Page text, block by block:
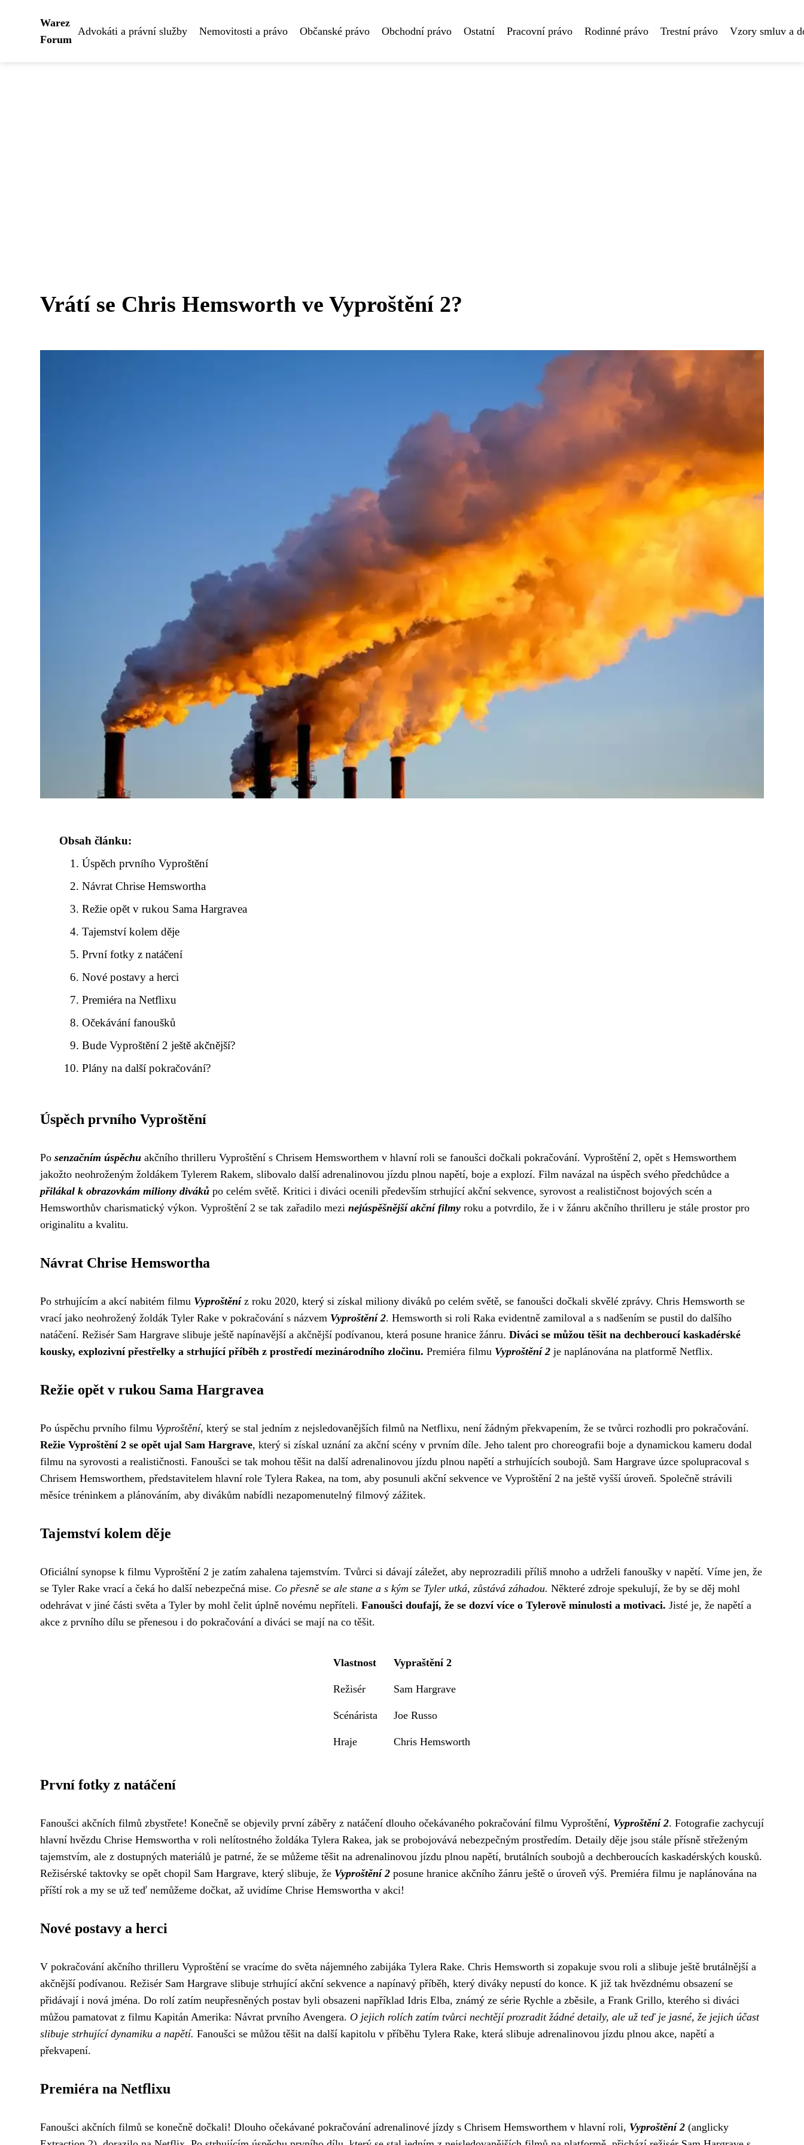
Warez
Forum
Advokáti a právní služby Nemovitosti a právo Občanské právo Obchodní právo Ostatní Pracovní právo Rodinné právo Trestní právo Vzory smluv a
Vrátí se Chris Hemsworth ve Vyproštění 2?
Obsah článku:
Úspěch prvního Vyproštění
Návrat Chrise Hemswortha
Režie opět v rukou Sama Hargravea
Tajemství kolem děje
První fotky z natáčení
Nové postavy a herci
Premiéra na Netflixu
Očekávání fanoušků
Bude Vyproštění 2 ještě akčnější?
Plány na další pokračování?
Úspěch prvního Vyproštění
Po senzačním úspěchu akčního thrilleru Vyproštění s Chrisem Hemsworthem v hlavní roli se fanoušci dočkali pokračování. Vyproštění 2, opět s Hemsworthem
jakožto neohroženým žoldákem Tylerem Rakem, slibovalo další adrenalinovou jízdu plnou napětí, boje a explozí. Film navázal na úspěch svého předchůdce a
přilákal k obrazovkám miliony diváků po celém světě. Kritici i diváci ocenili především strhující akční sekvence, syrovost a realističnost bojových scén a
Hemsworthův charismatický výkon. Vyproštění 2 se tak zařadilo mezi nejúspěšnější akční filmy roku a potvrdilo, že i v žánru akčního thrilleru je stále prostor pro
originalitu a kvalitu.
Návrat Chrise Hemswortha
Po strhujícím a akcí nabitém filmu Vyproštěníz roku 2020, který si získal miliony diváků po celém světě, se fanoušci dočkali skvělé zprávy. Chris Hemsworth se
vrací jako neohrožený žoldák Tyler Rake v pokračování s názvem Vyproštění 2. Hemsworth si roli Raka evidentně zamiloval a s nadšením se pustil do dalšího
natáčení. Režisér Sam Hargrave slibuje ještě napínavější a akčnější podívanou, která posune hranice žánru. Diváci se můžou těšit na dechberoucí kaskadérské
kousky, explozivní přestřelky a strhující příběh z prostředí mezinárodního zločinu. Premiéra filmu Vyproštění 2 je naplánována na platformě Netflix.
Režie opět v rukou Sama Hargravea
Po úspěchu prvního filmu Vyproštění, který se stal jedním z nejsledovanějších filmů na Netflixu, není žádným překvapením, že se tvůrci rozhodli pro pokračování.
Režie Vyproštění 2 se opět ujal Sam Hargrave, který si získal uznání za akční scény v prvním díle. Jeho talent pro choreografii boje a dynamickou kameru dodal
filmu na syrovosti a realističnosti. Fanoušci se tak mohou těšit na další adrenalinovou jízdu plnou napětí a strhujících soubojů. Sam Hargrave úzce spolupracoval s
Chrisem Hemsworthem, představitelem hlavní role Tylera Rakea, na tom, aby posunuli akční sekvence ve Vyproštění 2 na ještě vyšší úroveň. Společně strávili
měsíce tréninkem a plánováním, aby divákům nabídli nezapomenutelný filmový zážitek.
Tajemství kolem děje
Oficiální synopse k filmu Vyproštění 2 je zatím zahalena tajemstvím. Tvůrci si dávají záležet, aby neprozradili příliš mnoho a udrželi fanoušky v napětí. Víme jen, že
se Tyler Rake vrací a čeká ho další nebezpečná mise. Co přesně se ale stane a s kým se Tyler utká, zůstává záhadou. Některé zdroje spekulují, že by se děj mohl
odehrávat v jiné části světa a Tyler by mohl čelit úplně novému nepříteli. Fanoušci doufají, že se dozví více o Tylerově minulosti a motivaci. Jisté je, že napětí a
akce z prvního dílu se přenesou i do pokračování a diváci se mají na co těšit.
Vlastnost Vypraštění 2
Režisér Sam Hargrave
Scénárista Joe Russo
Hraje Chris Hemsworth
První fotky z natáčení
Fanoušci akčních filmů zbystřete! Konečně se objevily první záběry z natáčení dlouho očekávaného pokračování filmu Vyproštění, Vyproštění 2. Fotografie zachycují
hlavní hvězdu Chrise Hemswortha v roli nelítostného žoldáka Tylera Rakea, jak se probojovává nebezpečným prostředím. Detaily děje jsou stále přísně střeženým
tajemstvím, ale z dostupných materiálů je patrné, že se můžeme těšit na adrenalinovou jízdu plnou napětí, brutálních soubojů a dechberoucích kaskadérských kousků.
Režisérské taktovky se opět chopil Sam Hargrave, který slibuje, že Vyproštění 2 posune hranice akčního žánru ještě o úroveň výš. Premiéra filmu je naplánována na
příští rok a my se už teď nemůžeme dočkat, až uvidíme Chrise Hemswortha v akci!
Nové postavy a herci
V pokračování akčního thrilleru Vyproštění se vracíme do světa nájemného zabijáka Tylera Rake. Chris Hemsworth si zopakuje svou roli a slibuje ještě brutálnější a
akčnější podívanou. Režisér Sam Hargrave slibuje strhující akční sekvence a napínavý příběh, který diváky nepustí do konce. K již tak hvězdnému obsazení se
přidávají i nová jména. Do rolí zatím neupřesněných postav byli obsazeni například Idris Elba, známý ze série Rychle a zběsile, a Frank Grillo, kterého si diváci
můžou pamatovat z filmu Kapitán Amerika: Návrat prvního Avengera. O jejich rolích zatím tvůrci nechtějí prozradit žádné detaily, ale už teď je jasné, že jejich účast
slibuje strhující dynamiku a napětí. Fanoušci se můžou těšit na další kapitolu v příběhu Tylera Rake, která slibuje adrenalinovou jízdu plnou akce, napětí a
překvapení.
Premiéra na Netflixu
Fanoušci akčních filmů se konečně dočkali! Dlouho očekávané pokračování adrenalinové jízdy s Chrisem Hemsworthem v hlavní roli, Vyproštění 2 (anglicky